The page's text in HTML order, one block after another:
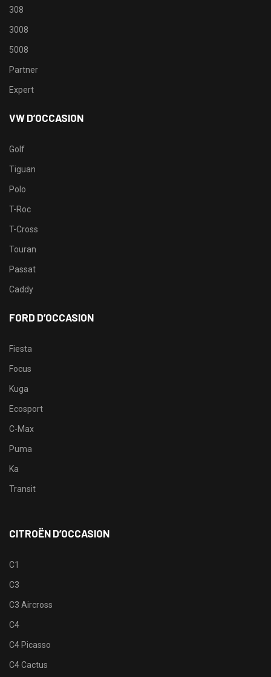
308
3008
5008
Partner
Expert
VW D’OCCASION
Golf
Tiguan
Polo
T-Roc
T-Cross
Touran
Passat
Caddy
FORD D’OCCASION
Fiesta
Focus
Kuga
Ecosport
C-Max
Puma
Ka
Transit
CITROËN D’OCCASION
C1
C3
C3 Aircross
C4
C4 Picasso
C4 Cactus